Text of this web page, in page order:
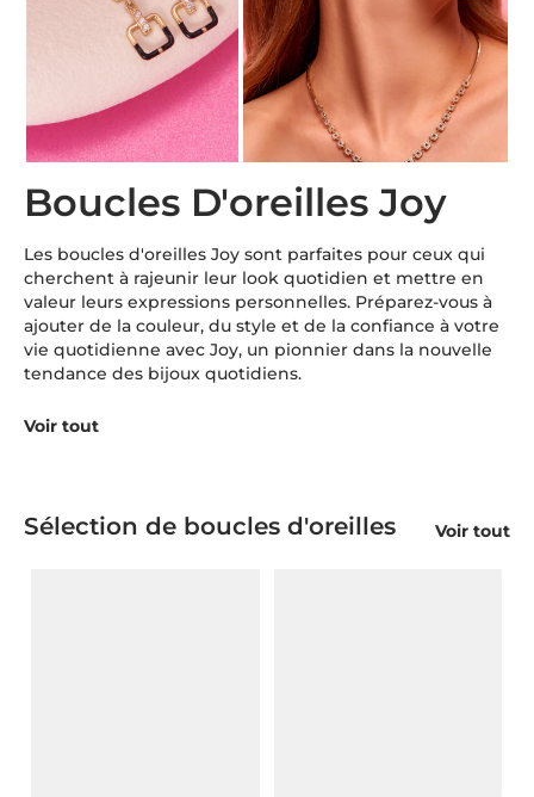
Boucles D'oreilles Joy
Les boucles d'oreilles Joy sont parfaites pour ceux qui
cherchent à rajeunir leur look quotidien et mettre en
valeur leurs expressions personnelles. Préparez-vous à
ajouter de la couleur, du style et de la confiance à votre
vie quotidienne avec Joy, un pionnier dans la nouvelle
tendance des bijoux quotidiens.
Voir tout
Sélection de boucles d'oreilles Voir tout